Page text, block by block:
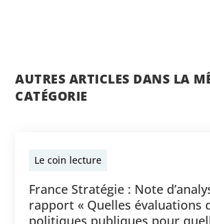
AUTRES ARTICLES DANS LA
CATÉGORIE
Le coin lecture
France Stratégie : Note
rapport « Quelles évaluations
politiques publiques pour